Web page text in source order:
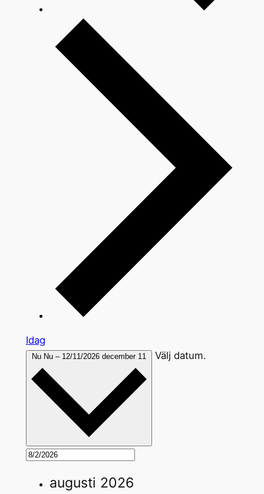
Idag
Nu Nu – 12/11/2026 december 11 Välj datum.
augusti 2026